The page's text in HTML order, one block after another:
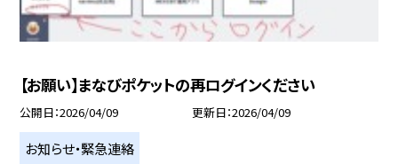
【お願い】まなびポケットの再ログインください
公開日 2026/04/09 更新日 2026/04/09
お知らせ・緊急連絡